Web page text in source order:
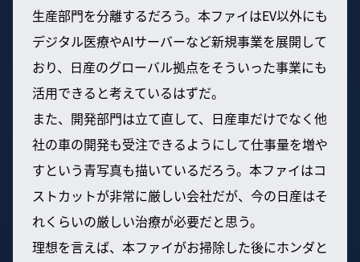
生産部門を分離するだろう。本ファイはEV以外にも
デジタル医療やAIサーバーなど新規事業を展開して
おり、日産のグローバル拠点をそういった事業にも
活用できると考えているはずだ。
また、開発部門は立て直して、日産車だけでなく他
社の車の開発も受注できるようにして仕事量を増や
すという青写真も描いているだろう。本ファイはコ
ストカットが非常に厳しい会社だが、今の日産はそ
れくらいの厳しい治療が必要だと思う。
理想を言えば、本ファイがお掃除した後にホンダと